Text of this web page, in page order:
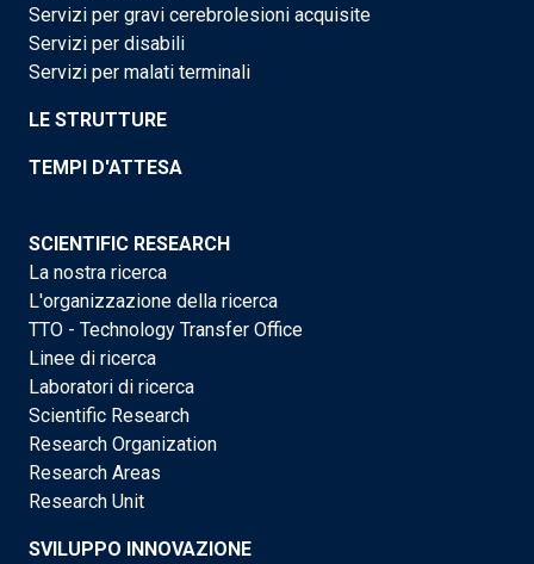
Servizi per gravi cerebrolesioni acquisite
Servizi per disabili
Servizi per malati terminali
LE STRUTTURE
TEMPI D'ATTESA
SCIENTIFIC RESEARCH
La nostra ricerca
L'organizzazione della ricerca
TTO - Technology Transfer Office
Linee di ricerca
Laboratori di ricerca
Scientific Research
Research Organization
Research Areas
Research Unit
SVILUPPO INNOVAZIONE